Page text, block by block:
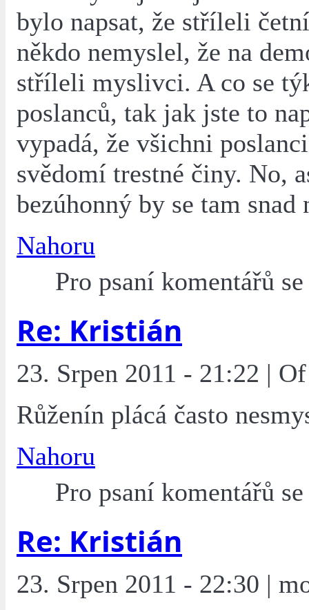
bylo napsat, že stříleli
někdo nemyslel, že na
stříleli myslivci. A co se
poslanců, tak jak jste to
vypadá, že všichni
svědomí trestné činy. No,
bezúhonný by se tam snad
Nahoru
Pro psaní komentářů
Re: Kristián
23. Srpen 2011 - 21:22 |
Růženín plácá často
Nahoru
Pro psaní komentářů
Re: Kristián
23. Srpen 2011 - 22:30 |